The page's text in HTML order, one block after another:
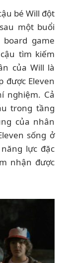
bé Will đột
một buổi
game
tìm kiếm
của Will là
được Eleven
nghiệm. Cả
trong tầng
của nhân
sống ở
lực đặc
nhận được